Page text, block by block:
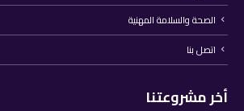
الصحة والسلامة المهنية
اتصل بنا
أخر مشروعتنا